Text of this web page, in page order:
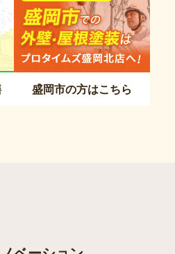
盛岡市の方はこちら